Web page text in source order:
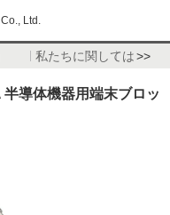
Ltd.
私たちに関しては>>
導体機器用端末ブロッ